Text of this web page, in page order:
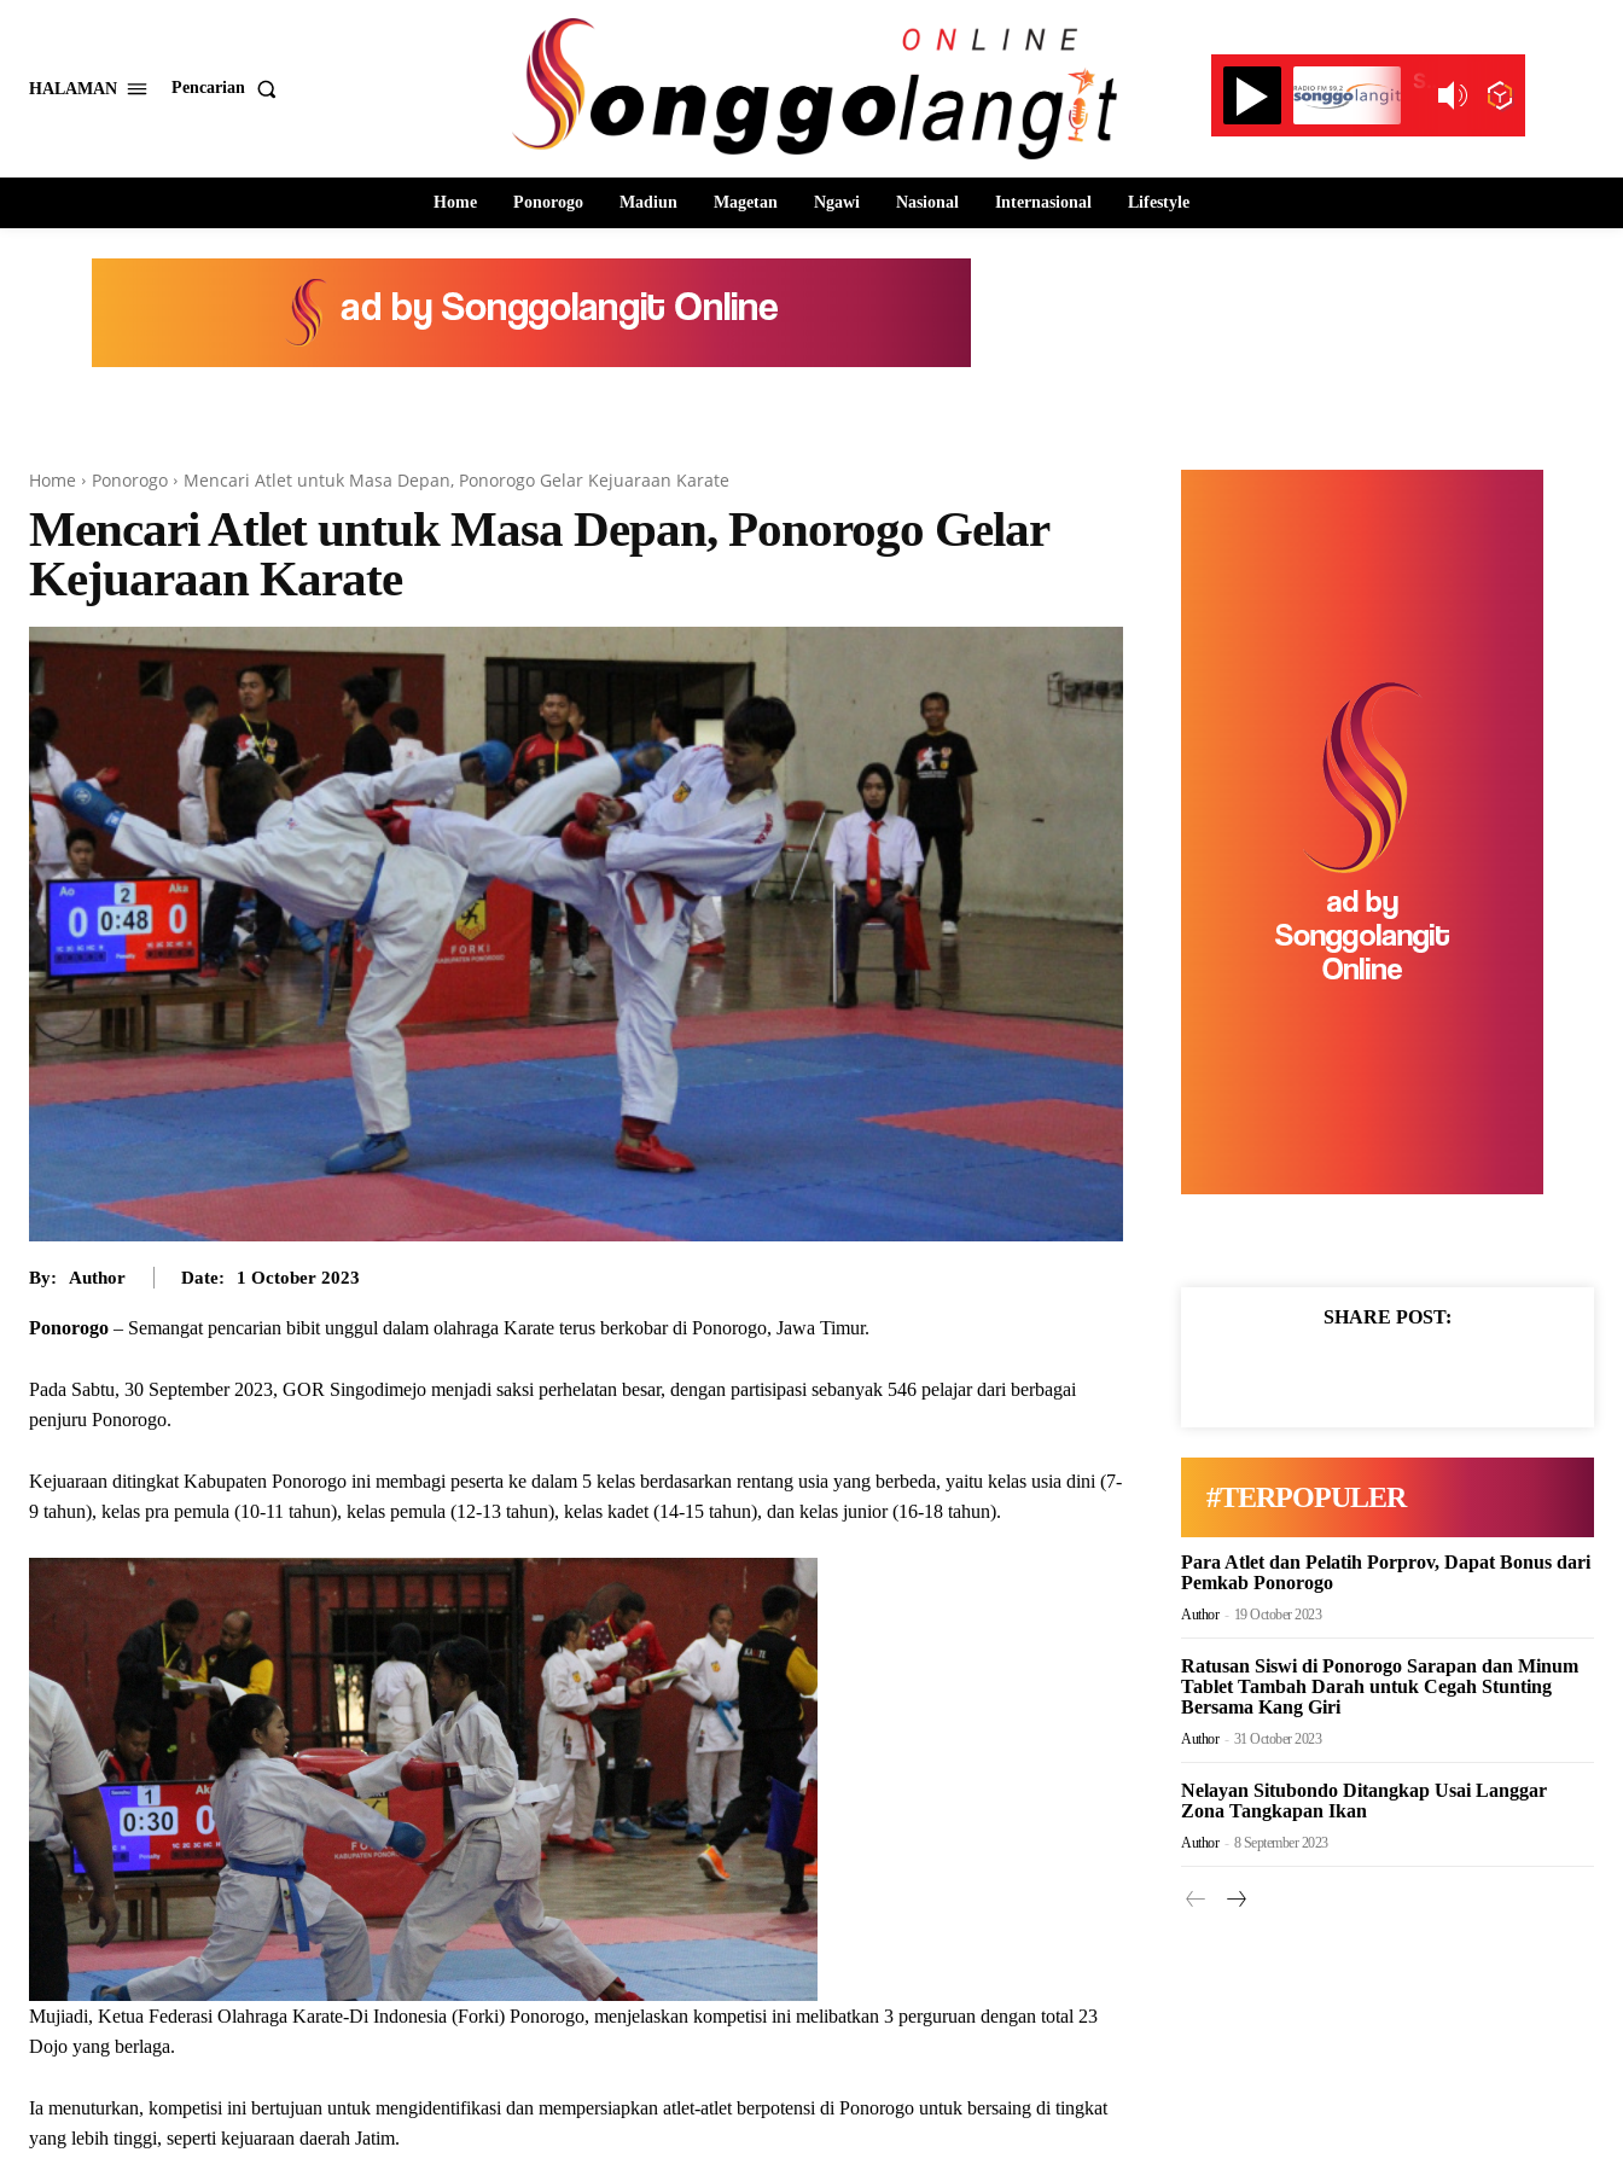
HALAMAN Pencarian
Home Ponorogo Madiun Magetan Ngawi Nasional Internasional Lifestyle
Home Ponorogo Mencari Atlet untuk Masa Depan, Ponorogo Gelar Kejuaraan Karate
Mencari Atlet untuk Masa Depan, Ponorogo Gelar
Kejuaraan Karate
By: Author Date: 1 October 2023
Ponorogo – Semangat pencarian bibit unggul dalam olahraga Karate terus berkobar di Ponorogo, Jawa Timur.
Pada Sabtu, 30 September 2023, GOR Singodimejo menjadi saksi perhelatan besar, dengan partisipasi sebanyak 546 pelajar dari berbagai
penjuru Ponorogo.
Kejuaraan ditingkat Kabupaten Ponorogo ini membagi peserta ke dalam 5 kelas berdasarkan rentang usia yang berbeda, yaitu kelas usia dini (7-
9 tahun), kelas pra pemula (10-11 tahun), kelas pemula (12-13 tahun), kelas kadet (14-15 tahun), dan kelas junior (16-18 tahun).
Mujiadi, Ketua Federasi Olahraga Karate-Di Indonesia (Forki) Ponorogo, menjelaskan kompetisi ini melibatkan 3 perguruan dengan total 23
Dojo yang berlaga.
Ia menuturkan, kompetisi ini bertujuan untuk mengidentifikasi dan mempersiapkan atlet-atlet berpotensi di Ponorogo untuk bersaing di tingkat
yang lebih tinggi, seperti kejuaraan daerah Jatim.
SHARE POST:
#TERPOPULER
Para Atlet dan Pelatih Porprov, Dapat Bonus dari
Pemkab Ponorogo
Author - 19 October 2023
Ratusan Siswi di Ponorogo Sarapan dan Minum
Tablet Tambah Darah untuk Cegah Stunting
Bersama Kang Giri
Author - 31 October 2023
Nelayan Situbondo Ditangkap Usai Langgar
Zona Tangkapan Ikan
Author - 8 September 2023